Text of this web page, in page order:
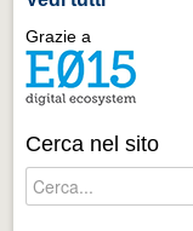
PROGETTI
Progetti Aperti
Progetti
Grazie a
Cerca nel sito